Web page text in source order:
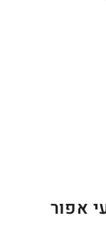
אפור